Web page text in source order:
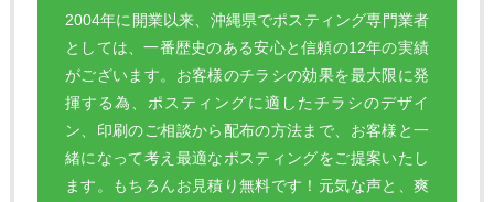
2004年に開業以来、沖縄県でポスティング専門業者
としては、一番歴史のある安心と信頼の12年の実績
がございます。お客様のチラシの効果を最大限に発
揮する為、ポスティングに適したチラシのデザイ
ン、印刷のご相談から配布の方法まで、お客様と一
緒になって考え最適なポスティングをご提案いたし
ます。もちろんお見積り無料です！元気な声と、爽